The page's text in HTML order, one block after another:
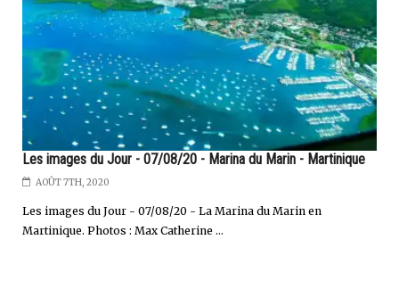
Les images du Jour - 07/08/20 - Marina du Marin - Martinique
AOÛT 7TH, 2020
Les images du Jour - 07/08/20 - La Marina du Marin en
Martinique. Photos : Max Catherine ...